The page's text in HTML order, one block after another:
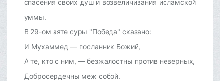
спасения своих душ и возвеличивания исламской
уммы.
В 29-ом аяте суры "Победа" сказано:
И Мухаммед — посланник Божий,
А те, кто с ним, — безжалостны против неверных,
Добросердечны меж собой.